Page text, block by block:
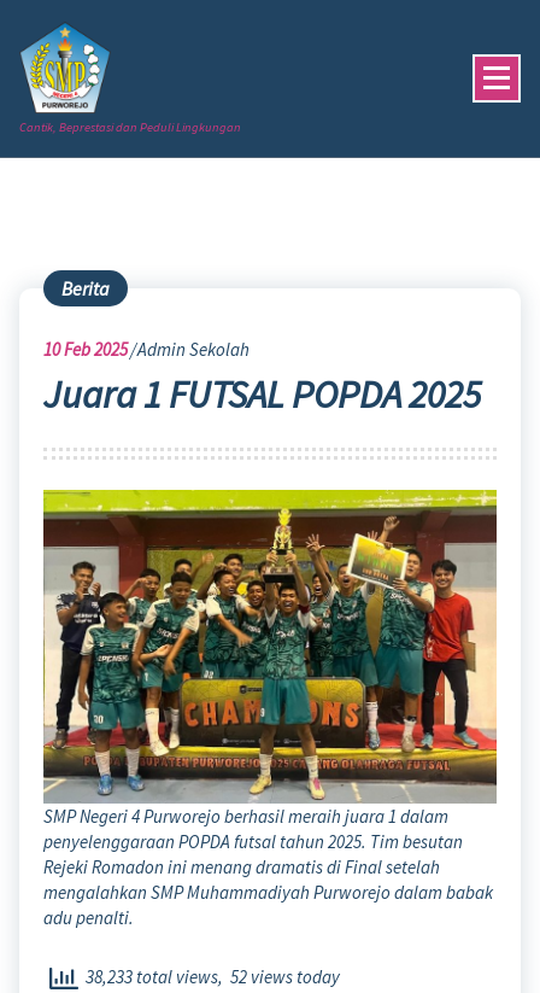
content
Cantik, Beprestasi dan Peduli Lingkungan
Berita
10Feb 2025 Admin Sekolah
Juara 1 FUTSAL POPDA 2025
SMP Negeri 4 Purworejo berhasil meraih juara 1 dalam
penyelenggaraan POPDA futsal tahun 2025. Tim besutan
Rejeki Romadon ini menang dramatis di Final setelah
mengalahkan SMP Muhammadiyah Purworejo dalam babak
adu penalti.
38,233 total views, 52 views today